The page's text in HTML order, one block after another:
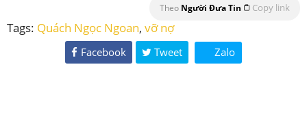
Theo Người Đưa Tin Copy link
Tags: Quách Ngọc Ngoan, vỡ nợ
Facebook Tweet Zalo